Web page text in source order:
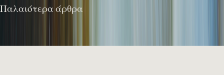
Πλοήγηση άρθρων
Παλαιότερα άρθρα